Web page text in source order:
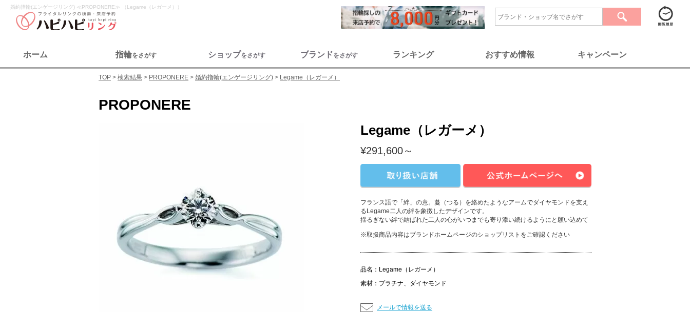
婚約指輪(エンゲージリング) ≪PROPONERE≫ （Legame（レガーメ））
ホーム 指輪をさがす ショップをさがす ブランドをさがす ランキング おすすめ情報 キャンペーン
TOP 検索結果 PROPONERE 婚約指輪(エンゲージリング) Legame（レガーメ）
PROPONERE
Legame（レガーメ）
¥291,600～
フランス語で「絆」の意。蔓（つる）を絡めたようなアームでダイヤモンドを支え
るLegame二人の絆を象徴したデザインです。
揺るぎない絆で結ばれた二人の心がいつまでも寄り添い続けるようにと願い込めて
※取扱商品内容はブランドホームページのショップリストをご確認ください
品名： Legame（レガーメ）
素材： プラチナ、ダイヤモンド
メールで情報を送る